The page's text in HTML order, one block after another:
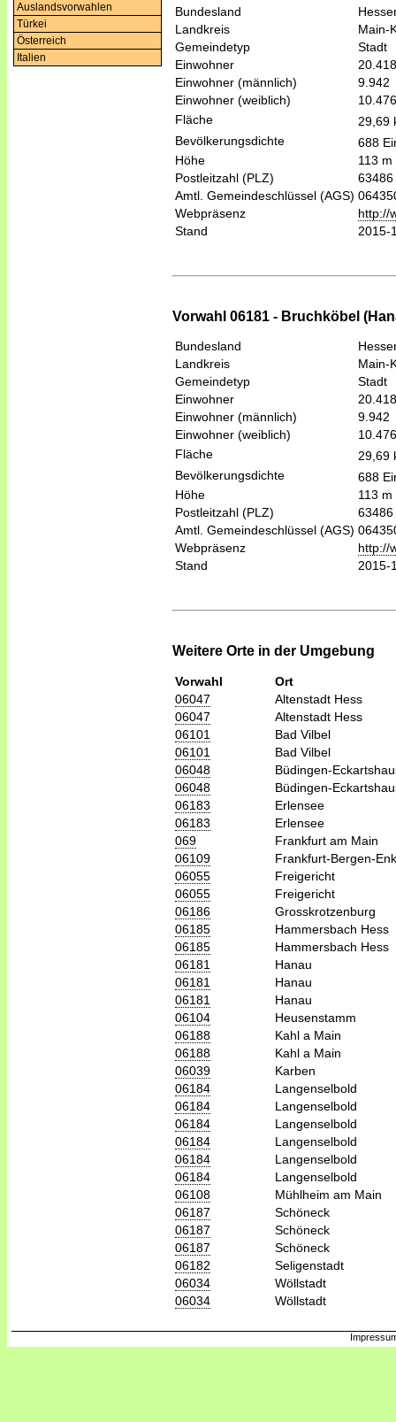
Auslandsvorwahlen
Türkei
Österreich
Italien
Bundesland
Landkreis
Main-
Gemeindetyp
Stadt
Einwohner
20.418
Einwohner (männlich)
9.942
Einwohner (weiblich)
10.476
Fläche
29,69
Bevölkerungsdichte
688
Höhe
113 m
Postleitzahl (PLZ)
63486
Amtl. Gemeindeschlüssel (AGS)
Webpräsenz
http://
Stand
2015-
Vorwahl 06181 - Bruchköbel
Bundesland
Landkreis
Main-
Gemeindetyp
Stadt
Einwohner
20.418
Einwohner (männlich)
9.942
Einwohner (weiblich)
10.476
Fläche
29,69
Bevölkerungsdichte
688
Höhe
113 m
Postleitzahl (PLZ)
63486
Amtl. Gemeindeschlüssel (AGS)
Webpräsenz
http://
Stand
2015-
Weitere Orte in der Umgebung
Vorwahl
Ort
06047
Altenstadt Hess
06047
Altenstadt Hess
06101
Bad Vilbel
06101
Bad Vilbel
06048
Büdingen-
06048
Büdingen-
06183
Erlensee
06183
Erlensee
069
Frankfurt am Main
06109
Frankfurt-Bergen-
06055
Freigericht
06055
Freigericht
06186
Grosskrotzenburg
06185
Hammersbach Hess
06185
Hammersbach Hess
06181
Hanau
06181
Hanau
06181
Hanau
06104
Heusenstamm
06188
Kahl a Main
06188
Kahl a Main
06039
Karben
06184
Langenselbold
06184
Langenselbold
06184
Langenselbold
06184
Langenselbold
06184
Langenselbold
06184
Langenselbold
06108
Mühlheim am Main
06187
Schöneck
06187
Schöneck
06187
Schöneck
06182
Seligenstadt
06034
Wöllstadt
06034
Wöllstadt